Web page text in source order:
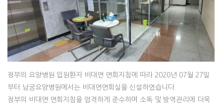
정부의 요양병원 입원환자 비대면 면회지침에 따라 2020년 07월 27일
부터 남궁요양병원에서는 비대면면회실을 신설하였습니다.
정부의 비대면 면회지침을 엄격하게 준수하며 소독 및 방역관리에 더욱